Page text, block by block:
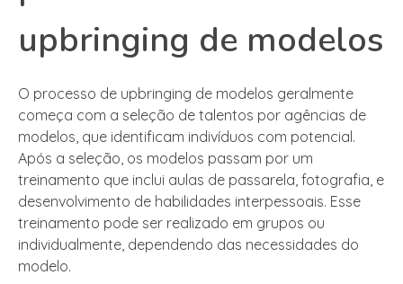
upbringing de modelos
O processo de upbringing de modelos geralmente
começa com a seleção de talentos por agências de
modelos, que identificam indivíduos com potencial.
Após a seleção, os modelos passam por um
treinamento que inclui aulas de passarela, fotografia, e
desenvolvimento de habilidades interpessoais. Esse
treinamento pode ser realizado em grupos ou
individualmente, dependendo das necessidades do
modelo.